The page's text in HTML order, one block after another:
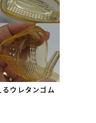
ウレタンゴム